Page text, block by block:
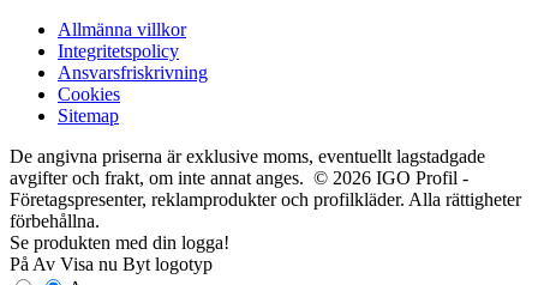
Allmänna villkor
Integritetspolicy
Ansvarsfriskrivning
Cookies
Sitemap
De angivna priserna är exklusive moms, eventuellt lagstadgade
avgifter och frakt, om inte annat anges. © 2026 IGO Profil -
Företagspresenter, reklamprodukter och profilkläder. Alla rättigheter
förbehållna.
Se produkten med din logga!
På Av Visa nu Byt logotyp